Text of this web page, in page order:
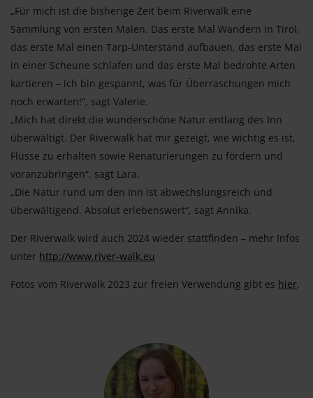
„Für mich ist die bisherige Zeit beim Riverwalk eine
Sammlung von ersten Malen. Das erste Mal Wandern in Tirol,
das erste Mal einen Tarp-Unterstand aufbauen, das erste Mal
in einer Scheune schlafen und das erste Mal bedrohte Arten
kartieren – ich bin gespannt, was für Überraschungen mich
noch erwarten!“, sagt Valerie.
„Mich hat direkt die wunderschöne Natur entlang des Inn
überwältigt. Der Riverwalk hat mir gezeigt, wie wichtig es ist,
Flüsse zu erhalten sowie Renaturierungen zu fördern und
voranzubringen“, sagt Lara.
„Die Natur rund um den Inn ist abwechslungsreich und
überwältigend. Absolut erlebenswert“, sagt Annika.
Der Riverwalk wird auch 2024 wieder stattfinden – mehr Infos
unter http://www.river-walk.eu
Fotos vom Riverwalk 2023 zur freien Verwendung gibt es hier.